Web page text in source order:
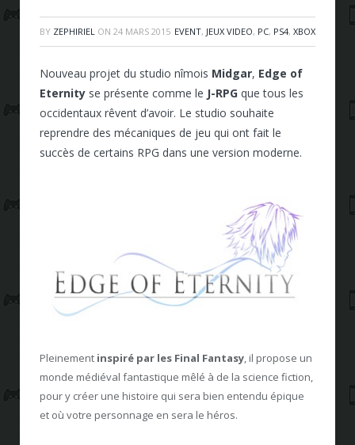
BY ZEPHIRIEL ON 24 MARS 2015 EVENT, JEUX VIDEO, PC, PS4, XBOX
Nouveau projet du studio nîmois Midgar, Edge of
Eternity se présente comme le J-RPG que tous les
occidentaux rêvent d’avoir. Le studio souhaite
reprendre des mécaniques de jeu qui ont fait le
succès de certains RPG dans une version moderne.
Pleinement inspiré par les Final Fantasy, il propose un
monde médiéval fantastique mêlé à de la science fiction,
pour y créer une histoire qui sera bien entendu épique
et où votre personnage en sera le héros.